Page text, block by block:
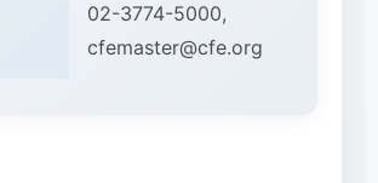
02-3774-5000,
cfemaster@cfe.org